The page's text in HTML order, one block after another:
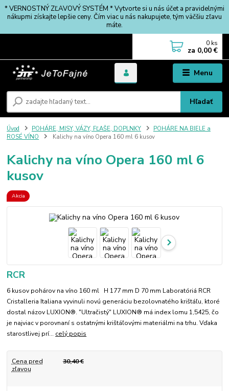
* VERNOSTNÝ ZĽAVOVÝ SYSTÉM * Vytvorte si u nás účet a pravidelnými
nákupmi získajte lepšie ceny. Čím viac u nás nakupujete, tým väčšiu zľavu
máte.
Menu
Hľadať
0 ks
za 0,00 €
Úvod POHÁRE, MISY, VÁZY, FĽAŠE, DOPLNKY
POHÁRE NA BIELE a
ROSÉ VÍNO
Kalichy na víno Opera 160 ml 6 kusov
Kalichy na víno Opera 160 ml 6
kusov
Akcia
RCR
6 kusov pohárov na víno 160 ml H 177 mm D 70 mm Laboratóriá RCR
Cristalleria Italiana vyvinuli novú generáciu bezolovnatého krištáľu, ktoré
dostal názov LUXION®. "Ultračistý" LUXION® má index lomu 1,5425, čo
je najviac v porovnaní s ostatnými krištáľovými materiálmi na trhu. Vďaka
starostlivej prí... celý popis
Cena pred
zľavou
30,40 €